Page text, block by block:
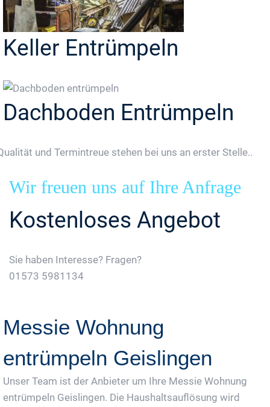
Keller Entrümpeln
Dachboden Entrümpeln
und Termintreue stehen bei uns an erster Stelle..
Wir freuen uns auf Ihre Anfrage
Kostenloses Angebot
Sie haben Interesse? Fragen?
01573 5981134
Messie Wohnung
entrümpeln Geislingen
Unser Team ist der Anbieter um Ihre Messie Wohnung
entrümpeln Geislingen. Die Haushaltsauflösung wird